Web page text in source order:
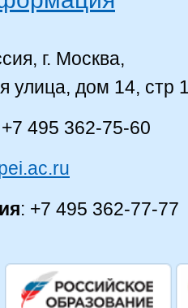
г. Москва,
улица, дом 14, стр
+7 495 362-75-60
: +7 495 362-77-77